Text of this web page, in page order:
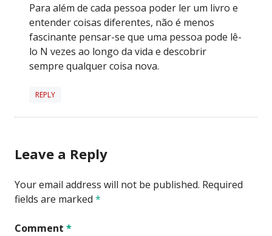
Para além de cada pessoa poder ler um livro e
entender coisas diferentes, não é menos
fascinante pensar-se que uma pessoa pode lê-
lo N vezes ao longo da vida e descobrir
sempre qualquer coisa nova.
REPLY
Leave a Reply
Your email address will not be published. Required
fields are marked *
Comment *